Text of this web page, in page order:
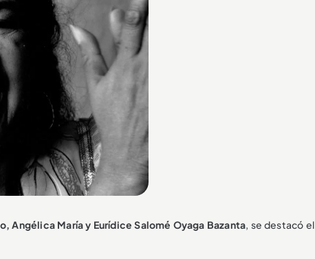
Angélica María y Eurídice Salomé Oyaga Bazanta, se destacó el